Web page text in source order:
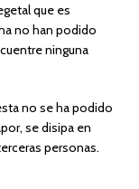
que es
no han podido
ninguna
no se ha podido
se disipa en
personas.